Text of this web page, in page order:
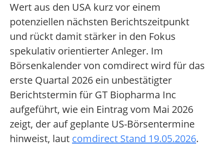
Wert aus den USA kurz vor einem
potenziellen nächsten Berichtszeitpunkt
und rückt damit stärker in den Fokus
spekulativ orientierter Anleger. Im
Börsenkalender von comdirect wird für das
erste Quartal 2026 ein unbestätigter
Berichtstermin für GT Biopharma Inc
aufgeführt, wie ein Eintrag vom Mai 2026
zeigt, der auf geplante US-Börsentermine
hinweist, laut comdirect Stand 19.05.2026.